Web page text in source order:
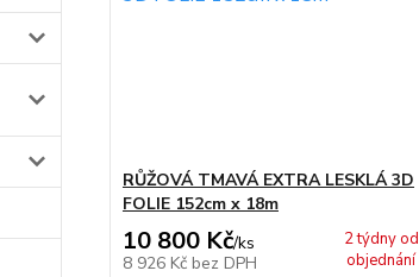
RŮŽOVÁ TMAVÁ EXTRA LESKLÁ 3D
FOLIE 152cm x 18m
10 800 Kč/ks
8 926 Kč bez DPH
2 týdny od
objednání